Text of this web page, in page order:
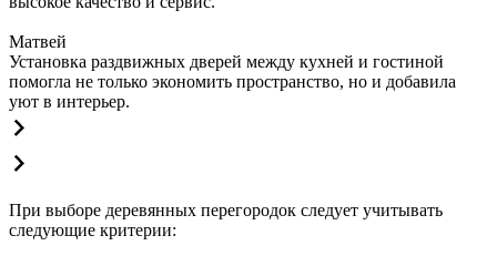
Матвей
Установка раздвижных дверей между кухней и гостиной
помогла не только экономить пространство, но и добавила
уют в интерьер.
При выборе деревянных перегородок следует учитывать
следующие критерии: